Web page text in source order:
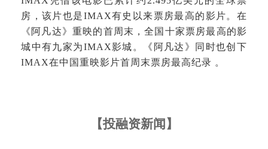
房，该片也是IMAX有史以来票房最高的影片。在
《阿凡达》重映的首周末，全国十家票房最高的影
城中有九家为IMAX影城。《阿凡达》同时也创下
IMAX在中国重映影片首周末票房最高纪录 。
【投融资新闻 】